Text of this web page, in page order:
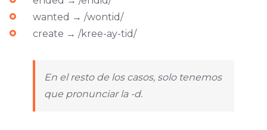
wanted → /wontid/
create → /kree-ay-tid/
En el resto de los casos, solo tenemos
que pronunciar la -d.